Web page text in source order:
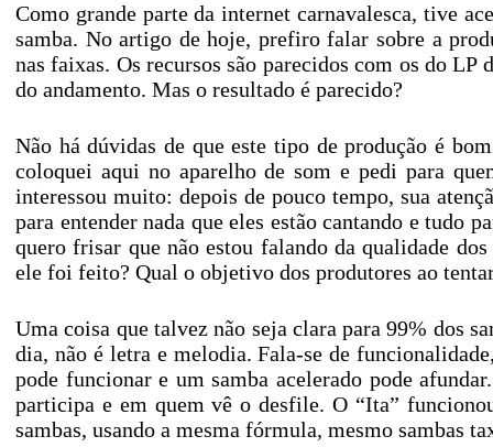
Como grande parte da internet carnavalesca, tive
samba. No artigo de hoje, prefiro falar sobre a
nas faixas. Os recursos são parecidos com os do
do andamento. Mas o resultado é parecido?
Não há dúvidas de que este tipo de produção é
coloquei aqui no aparelho de som e pedi para
interessou muito: depois de pouco tempo, sua
para entender nada que eles estão cantando e tudo
quero frisar que não estou falando da qualidade
ele foi feito? Qual o objetivo dos produtores ao
Uma coisa que talvez não seja clara para 99% dos
dia, não é letra e melodia. Fala-se de
pode funcionar e um samba acelerado pode
participa e em quem vê o desfile. O “Ita”
sambas, usando a mesma fórmula, mesmo sambas